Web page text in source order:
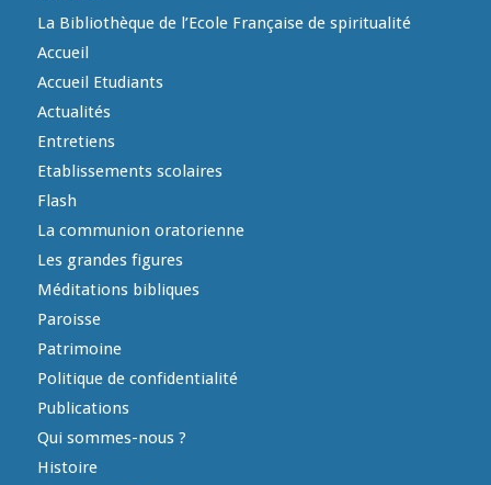
La Bibliothèque de l’Ecole Française de spiritualité
Accueil
Accueil Etudiants
Actualités
Entretiens
Etablissements scolaires
Flash
La communion oratorienne
Les grandes figures
Méditations bibliques
Paroisse
Patrimoine
Politique de confidentialité
Publications
Qui sommes-nous ?
Histoire